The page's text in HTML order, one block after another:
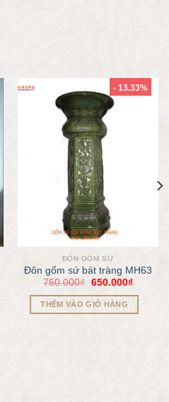
- 13.33%
ĐÔN GỐM SỨ
Đôn gốm sứ bát tràng MH63
750.000₫ 650.000₫
THÊM VÀO GIỎ HÀNG